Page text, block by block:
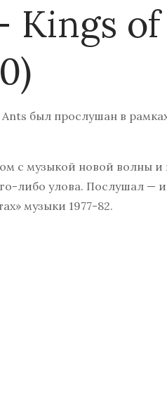
Kings
был прослушан в
с музыкой новой волны и
либо улова. Послушал —
музыки 1977-82.